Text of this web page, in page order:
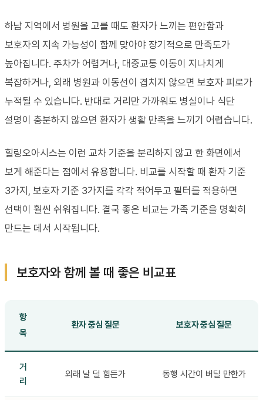
하남 지역에서 병원을 고를 때도 환자가 느끼는 편안함과
보호자의 지속 가능성이 함께 맞아야 장기적으로 만족도가
높아집니다. 주차가 어렵거나, 대중교통 이동이 지나치게
복잡하거나, 외래 병원과 이동선이 겹치지 않으면 보호자 피로가
누적될 수 있습니다. 반대로 거리만 가까워도 병실이나 식단
설명이 충분하지 않으면 환자가 생활 만족을 느끼기 어렵습니다.
힐링오아시스는 이런 교차 기준을 분리하지 않고 한 화면에서
보게 해준다는 점에서 유용합니다. 비교를 시작할 때 환자 기준
3가지, 보호자 기준 3가지를 각각 적어두고 필터를 적용하면
선택이 훨씬 쉬워집니다. 결국 좋은 비교는 가족 기준을 명확히
만드는 데서 시작됩니다.
보호자와 함께 볼 때 좋은 비교표
항
목
환자 중심 질문 보호자 중심 질문
거
리
외래 날 덜 힘든가 동행 시간이 버틸 만한가